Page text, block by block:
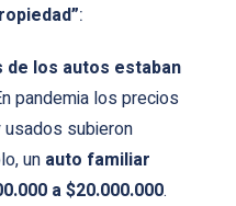
:
los autos estaban
pandemia los precios
subieron
un auto familiar
a $20.000.000.